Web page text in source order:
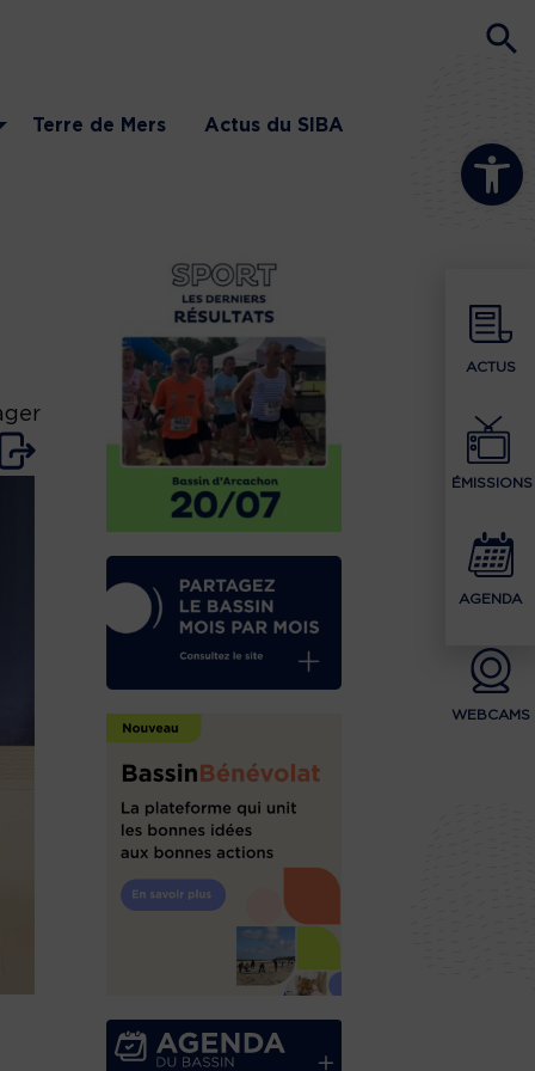
Ouvrir la
ACTUS
ÉMISSIONS
AGENDA
WEBCAMS
Terre de Mers Actus du SIBA